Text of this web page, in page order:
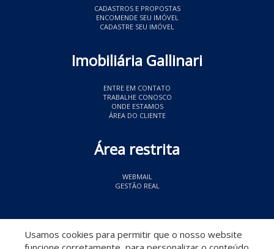
CADASTROS E PROPOSTAS
ENCOMENDE SEU IMÓVEL
CADASTRE SEU IMÓVEL
Imobiliária Gallinari
ENTRE EM CONTATO
TRABALHE CONOSCO
ONDE ESTAMOS
ÁREA DO CLIENTE
Área restrita
WEBMAIL
GESTÃO REAL
Usamos cookies para permitir que o nosso website